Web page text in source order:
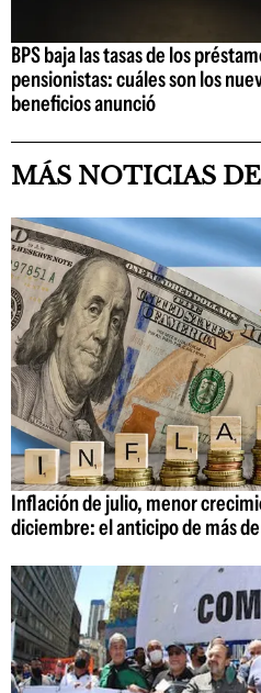
BPS baja las tasas de los
pensionistas: cuáles son los
beneficios anunció
MÁS NOTICIAS
Inflación de julio, menor
diciembre: el anticipo de más